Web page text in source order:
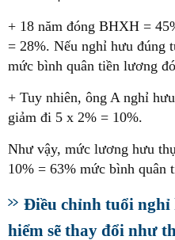
+ 18 năm đóng BHXH =
= 28%. Nếu nghỉ hưu đúng
mức bình quân tiền lương
+ Tuy nhiên, ông A nghỉ
giảm đi 5 x 2% = 10%.
Như vậy, mức lương hưu
10% = 63% mức bình
Điều chỉnh tuổi nghỉ
hiểm sẽ thay đổi như